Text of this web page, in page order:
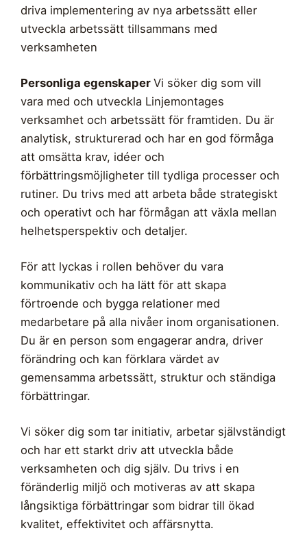
driva implementering av nya arbetssätt eller
utveckla arbetssätt tillsammans med
verksamheten
Personliga egenskaper Vi söker dig som vill
vara med och utveckla Linjemontages
verksamhet och arbetssätt för framtiden. Du är
analytisk, strukturerad och har en god förmåga
att omsätta krav, idéer och
förbättringsmöjligheter till tydliga processer och
rutiner. Du trivs med att arbeta både strategiskt
och operativt och har förmågan att växla mellan
helhetsperspektiv och detaljer.
För att lyckas i rollen behöver du vara
kommunikativ och ha lätt för att skapa
förtroende och bygga relationer med
medarbetare på alla nivåer inom organisationen.
Du är en person som engagerar andra, driver
förändring och kan förklara värdet av
gemensamma arbetssätt, struktur och ständiga
förbättringar.
Vi söker dig som tar initiativ, arbetar självständigt
och har ett starkt driv att utveckla både
verksamheten och dig själv. Du trivs i en
föränderlig miljö och motiveras av att skapa
långsiktiga förbättringar som bidrar till ökad
kvalitet, effektivitet och affärsnytta.